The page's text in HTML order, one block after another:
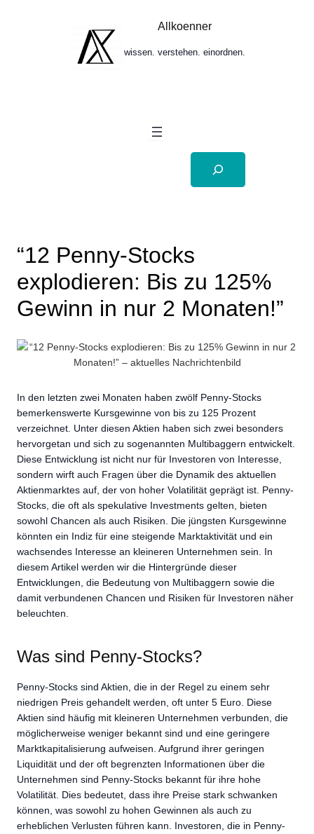
Allkoenner
wissen. verstehen. einordnen.
Suchen
“12 Penny-Stocks
explodieren: Bis zu 125%
Gewinn in nur 2 Monaten!”
In den letzten zwei Monaten haben zwölf Penny-Stocks
bemerkenswerte Kursgewinne von bis zu 125 Prozent
verzeichnet. Unter diesen Aktien haben sich zwei besonders
hervorgetan und sich zu sogenannten Multibaggern entwickelt.
Diese Entwicklung ist nicht nur für Investoren von Interesse,
sondern wirft auch Fragen über die Dynamik des aktuellen
Aktienmarktes auf, der von hoher Volatilität geprägt ist. Penny-
Stocks, die oft als spekulative Investments gelten, bieten
sowohl Chancen als auch Risiken. Die jüngsten Kursgewinne
könnten ein Indiz für eine steigende Marktaktivität und ein
wachsendes Interesse an kleineren Unternehmen sein. In
diesem Artikel werden wir die Hintergründe dieser
Entwicklungen, die Bedeutung von Multibaggern sowie die
damit verbundenen Chancen und Risiken für Investoren näher
beleuchten.
Was sind Penny-Stocks?
Penny-Stocks sind Aktien, die in der Regel zu einem sehr
niedrigen Preis gehandelt werden, oft unter 5 Euro. Diese
Aktien sind häufig mit kleineren Unternehmen verbunden, die
möglicherweise weniger bekannt sind und eine geringere
Marktkapitalisierung aufweisen. Aufgrund ihrer geringen
Liquidität und der oft begrenzten Informationen über die
Unternehmen sind Penny-Stocks bekannt für ihre hohe
Volatilität. Dies bedeutet, dass ihre Preise stark schwanken
können, was sowohl zu hohen Gewinnen als auch zu
erheblichen Verlusten führen kann. Investoren, die in Penny-